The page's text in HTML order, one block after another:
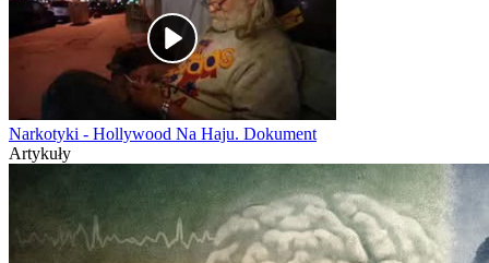
Narkotyki - Hollywood Na Haju. Dokument
Artykuły